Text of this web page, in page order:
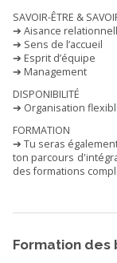
SAVOIR-ÊTRE &
➔ Aisance
➔ Sens de l’accueil
➔ Esprit d’équipe
➔ Management
DISPONIBILITÉ
➔ Organisation
FORMATION
➔ Tu seras
ton parcours
des formations
Formation des